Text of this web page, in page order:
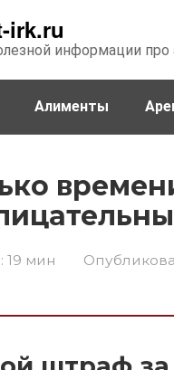
irk.ru
информации про
Алименты
19 мин